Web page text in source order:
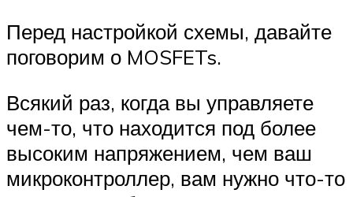
Перед настройкой схемы, давайте
поговорим о MOSFETs.
Всякий раз, когда вы управляете
чем-то, что находится под более
высоким напряжением, чем ваш
микроконтроллер, вам нужно что-то